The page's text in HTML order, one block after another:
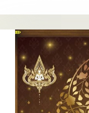
ไทยPremium